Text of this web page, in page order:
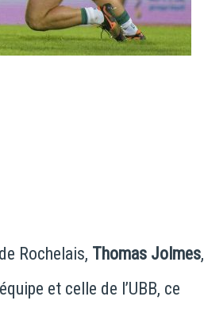
Rochelais, Thomas Jolmes,
et celle de l’UBB, ce